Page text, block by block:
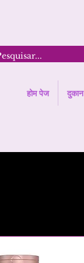
होम पेज दुकान